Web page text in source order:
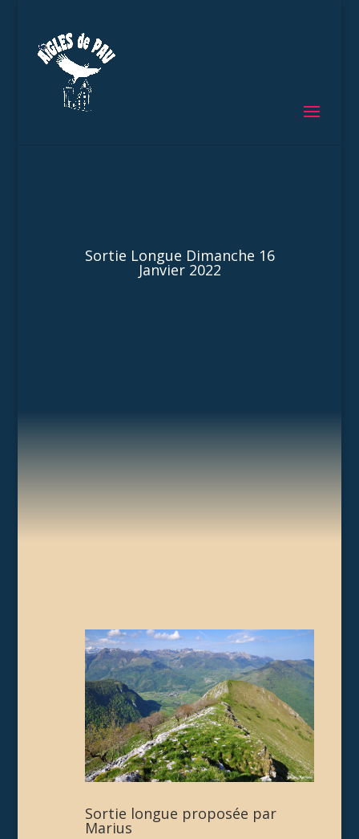
Sortie Longue Dimanche 16
Janvier 2022
Sortie longue proposée par
Marius